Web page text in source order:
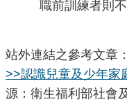
職前訓練者則不
站外連結之參考文章：
>>認識兒童及少年家
源：衛生福利部社會